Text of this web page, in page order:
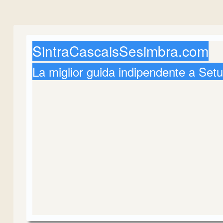
SintraCascaisSesimbra.com
La miglior guida indipendente a